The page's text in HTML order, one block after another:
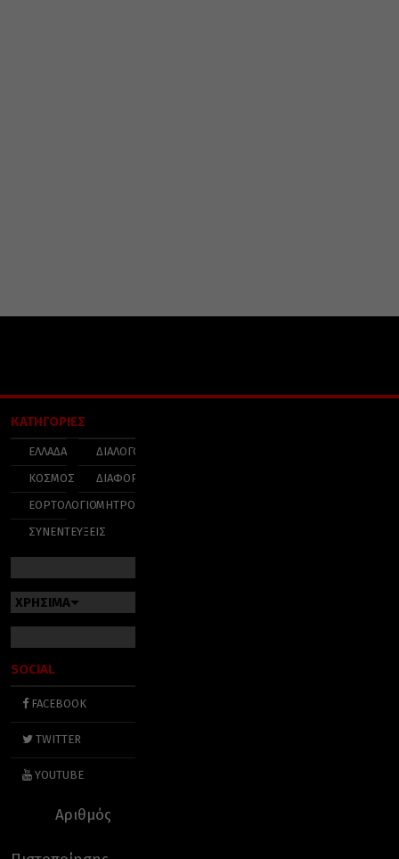
ΚΑΤΗΓΟΡΙΕΣ
ΕΛΛΑΔΑ
ΚΟΣΜΟΣ
ΕΟΡΤΟΛΟΓΙΟ
ΣΥΝΕΝΤΕΥΞΕΙΣ
ΔΙΑΛΟΓΟΣ
ΔΙΑΦΟΡΑ
ΜΗΤΡΟΠΟΛΕΙΣ
ΧΡΗΣΙΜΑ
SOCIAL
FACEBOOK
TWITTER
YOUTUBE
Αριθμός